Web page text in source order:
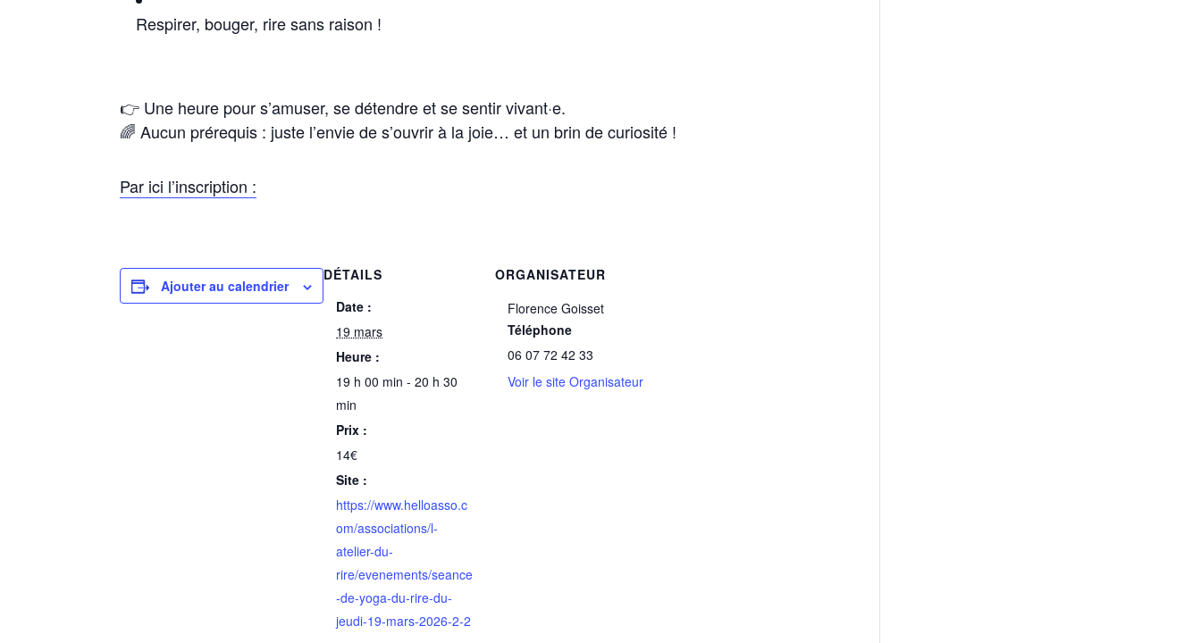
Respirer, bouger, rire sans raison !
👉 Une heure pour s’amuser, se détendre et se sentir vivant·e.
🌈 Aucun prérequis : juste l’envie de s’ouvrir à la joie… et un brin de curiosité !
Par ici l’inscription :
Ajouter au calendrier
DÉTAILS
Date :
19 mars
Heure :
19 h 00 min - 20 h 30
min
Prix :
14€
Site :
https://www.helloasso.c
om/associations/l-
atelier-du-
rire/evenements/seance
-de-yoga-du-rire-du-
jeudi-19-mars-2026-2-2
ORGANISATEUR
Florence Goisset
Téléphone
06 07 72 42 33
Voir le site Organisateur